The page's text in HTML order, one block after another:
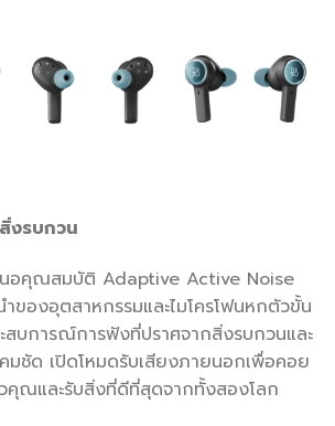
งรบกวน
นอคุณสมบัติ Adaptive Active Noise
ของอุตสาหกรรมและไมโครโฟนหกตัวขั้น
สบการณ์การฟังที่ปราศจากสิ่งรบกวนและ
มชัด เปิดโหมดรับเสียงภายนอกเพื่อคอย
คุณและรับสิ่งที่ดีที่สุดจากทั้งสองโลก